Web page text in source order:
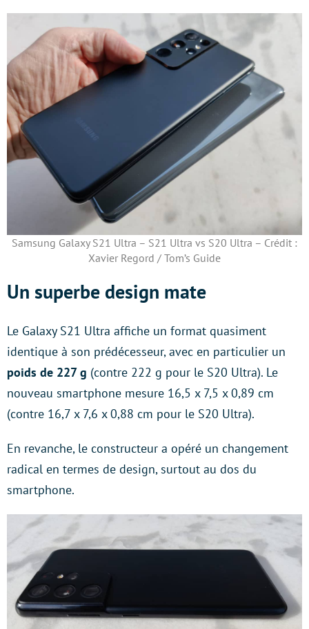
Samsung Galaxy S21 Ultra – S21 Ultra vs S20 Ultra – Crédit :
Xavier Regord / Tom’s Guide
Un superbe design mate
Le Galaxy S21 Ultra affiche un format quasiment
identique à son prédécesseur, avec en particulier un
poids de 227 g (contre 222 g pour le S20 Ultra). Le
nouveau smartphone mesure 16,5 x 7,5 x 0,89 cm
(contre 16,7 x 7,6 x 0,88 cm pour le S20 Ultra).
En revanche, le constructeur a opéré un changement
radical en termes de design, surtout au dos du
smartphone.